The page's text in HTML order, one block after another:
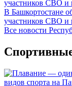
В Башкортостане
участников СВО и
Все новости